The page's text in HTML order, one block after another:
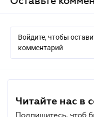
Войдите, чтобы
комментарий
Читайте нас в
Подпишитесь, чтоб